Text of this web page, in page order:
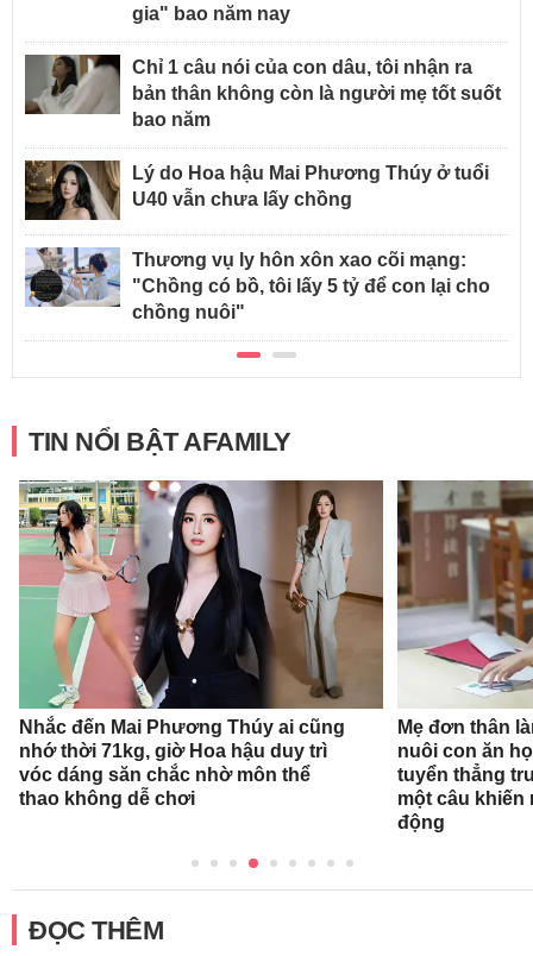
gia" bao năm nay
Chỉ 1 câu nói của con dâu, tôi nhận ra
bản thân không còn là người mẹ tốt suốt
bao năm
Lý do Hoa hậu Mai Phương Thúy ở tuổi
U40 vẫn chưa lấy chồng
Thương vụ ly hôn xôn xao cõi mạng:
"Chồng có bồ, tôi lấy 5 tỷ để con lại cho
chồng nuôi"
TIN NỔI BẬT AFAMILY
Nhắc đến Mai Phương Thúy ai cũng
nhớ thời 71kg, giờ Hoa hậu duy trì
vóc dáng săn chắc nhờ môn thể
thao không dễ chơi
Mẹ đơn thân
nuôi con ăn
tuyển thẳng
một câu
động
ĐỌC THÊM